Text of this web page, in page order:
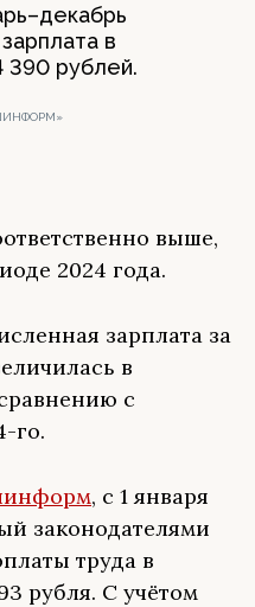
в
390 рублей.
выше,
2024 года.
зарплата за
в
с
го.
, с 1 января
законодателями
труда в
рубля. С учётом